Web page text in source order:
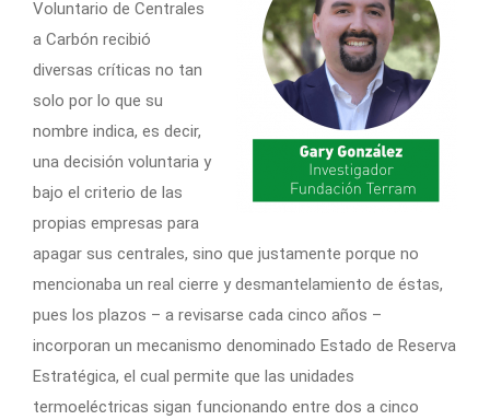
Voluntario de Centrales
a Carbón recibió
diversas críticas no tan
solo por lo que su
nombre indica, es decir,
una decisión voluntaria y
bajo el criterio de las
propias empresas para
apagar sus centrales, sino que justamente porque no
mencionaba un real cierre y desmantelamiento de éstas,
pues los plazos – a revisarse cada cinco años –
incorporan un mecanismo denominado Estado de Reserva
Estratégica, el cual permite que las unidades
termoeléctricas sigan funcionando entre dos a cinco